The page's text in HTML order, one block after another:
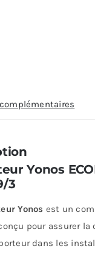
Yonos
3
Yonos est un
pour assurer la
dans les